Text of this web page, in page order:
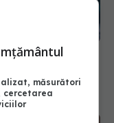
și a aflat un
măsurători
cercetarea